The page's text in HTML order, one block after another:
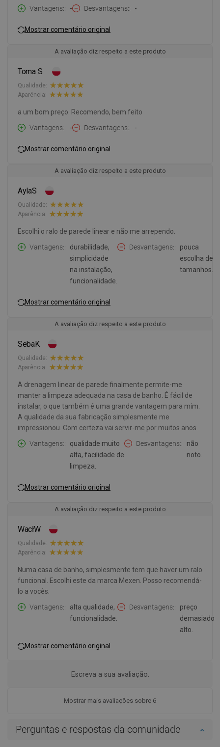
Vantagens:
- Desvantagens: -
Mostrar comentário original
A avaliação diz respeito a este produto
Toma S.
Qualidade:
Aparência:
a um bom preço. Recomendo, bem feito
Vantagens:
- Desvantagens: -
Mostrar comentário original
A avaliação diz respeito a este produto
AylaS
Qualidade:
Aparência:
Escolhi o ralo de parede linear e não me arrependo.
Vantagens:
durabilidade,
simplicidade
na instalação,
funcionalidade.
Desvantagens:
pouca
escolha de
tamanhos.
Mostrar comentário original
A avaliação diz respeito a este produto
SebaK
Qualidade:
Aparência:
A drenagem linear de parede finalmente permite-me
manter a limpeza adequada na casa de banho. É fácil de
instalar, o que também é uma grande vantagem para mim.
A qualidade da sua fabricação simplesmente me
impressionou. Com certeza vai servir-me por muitos anos.
Vantagens:
qualidade muito
alta, facilidade de
limpeza.
Desvantagens:
não
noto.
Mostrar comentário original
A avaliação diz respeito a este produto
WacłW
Qualidade:
Aparência:
Numa casa de banho, simplesmente tem que haver um ralo
funcional. Escolhi este da marca Mexen. Posso recomendá-
lo a vocês.
Vantagens:
alta qualidade,
funcionalidade.
Desvantagens:
preço
demasiado
alto.
Mostrar comentário original
Mostrar mais avaliações sobre 6
Escreva a sua avaliação.
Perguntas e respostas da comunidade